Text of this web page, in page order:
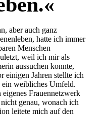
aber auch ganz
hatte ich immer
Menschen
weil ich mir als
aussuchen konnte,
einigen Jahren stellte ich
weibliches Umfeld.
Frauennetzwerk
genau, wonach ich
leitete mich auf den